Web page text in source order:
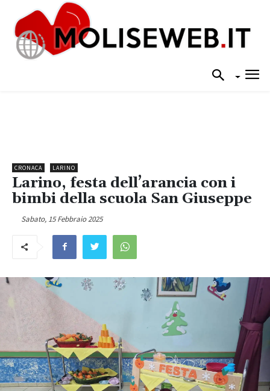
CRONACA LARINO
Larino, festa dell’arancia con i
bimbi della scuola San Giuseppe
Sabato, 15 Febbraio 2025